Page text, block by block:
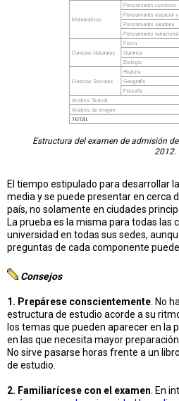
Estructura del examen de admisión
2012.
El tiempo estipulado para desarrollar
media y se puede presentar en cerca
país, no solamente en ciudades
La prueba es la misma para todas las
universidad en todas sus sedes,
preguntas de cada componente
Consejos
1. Prepárese conscientemente . No
estructura de estudio acorde a su
los temas que pueden aparecer en la
en las que necesita mayor
No sirve pasarse horas frente a un
de estudio.
2. Familiarícese con el examen . En